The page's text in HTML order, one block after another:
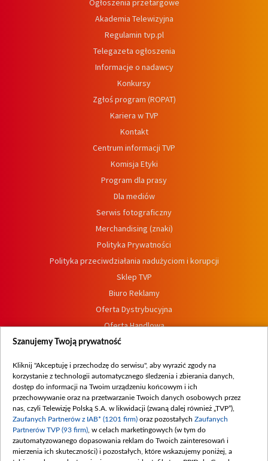
Ogłoszenia przetargowe
Akademia Telewizyjna
Regulamin tvp.pl
Telegazeta ogłoszenia
Informacje o nadawcy
Konkursy
Zgłoś program (ROPAT)
Kariera w TVP
Kontakt
Centrum informacji TVP
Komisja Etyki
Program dla prasy
Dla mediów
Serwis fotograficzny
Merchandising (znaki)
Polityka Prywatności
Polityka przeciwdziałania nadużyciom i korupcji
Sklep TVP
Biuro Reklamy
Oferta Dystrybucyjna
Oferta Handlowa
Dostępność
Procedura zgłoszeń wewnętrznych
Szanujemy Twoją prywatność
Kliknij "Akceptuję i przechodzę do serwisu", aby wyrazić zgody na
korzystanie z technologii automatycznego śledzenia i zbierania danych,
dostęp do informacji na Twoim urządzeniu końcowym i ich
przechowywanie oraz na przetwarzanie Twoich danych osobowych przez
nas, czyli Telewizję Polską S.A. w likwidacji (zwaną dalej również „TVP”),
Zaufanych Partnerów z IAB* (1201 firm) oraz pozostałych Zaufanych
Partnerów TVP (93 firm) , w celach marketingowych (w tym do
zautomatyzowanego dopasowania reklam do Twoich zainteresowań i
mierzenia ich skuteczności) i pozostałych, które wskazujemy poniżej, a